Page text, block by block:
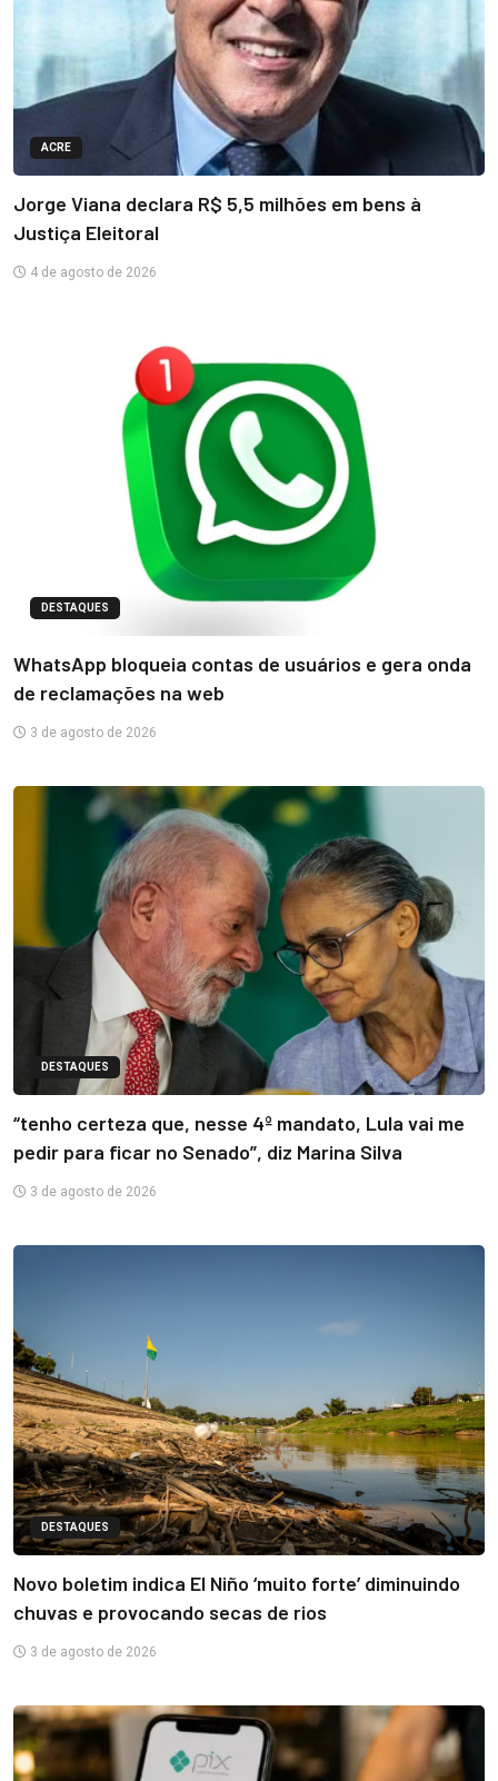
ACRE
Jorge Viana declara R$ 5,5 milhões em bens à
Justiça Eleitoral
4 de agosto de 2026
DESTAQUES
WhatsApp bloqueia contas de usuários e gera onda
de reclamações na web
3 de agosto de 2026
DESTAQUES
“tenho certeza que, nesse 4º mandato, Lula vai me
pedir para ficar no Senado”, diz Marina Silva
3 de agosto de 2026
DESTAQUES
Novo boletim indica El Niño ‘muito forte’ diminuindo
chuvas e provocando secas de rios
3 de agosto de 2026